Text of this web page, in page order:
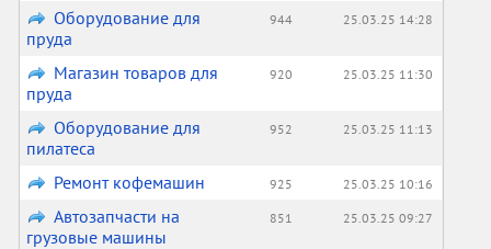
Оборудование для
пруда
944 25.03.25 14:28
Магазин товаров для
пруда
920 25.03.25 11:30
Оборудование для
пилатеса
952 25.03.25 11:13
Ремонт кофемашин 925 25.03.25 10:16
Автозапчасти на
грузовые машины
851 25.03.25 09:27